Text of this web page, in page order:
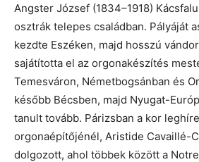
Angster József (1834–1918)
osztrák telepes családban. Pályáját
kezdte Eszéken, majd hosszú
sajátította el az orgonakészítés
Temesváron, Németbogsánban és
később Bécsben, majd Nyugat-
tanult tovább. Párizsban a kor
orgonaépítőjénél, Aristide Cavaillé-
dolgozott, ahol többek között a